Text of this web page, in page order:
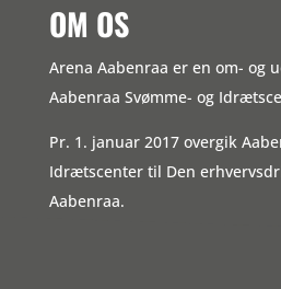
OM OS
Arena Aabenraa er en om- og
Aabenraa Svømme- og
Pr. 1. januar 2017 overgik
Idrætscenter til Den
Aabenraa.